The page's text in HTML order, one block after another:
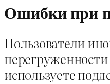
Ошибки при
Пользователи
используете